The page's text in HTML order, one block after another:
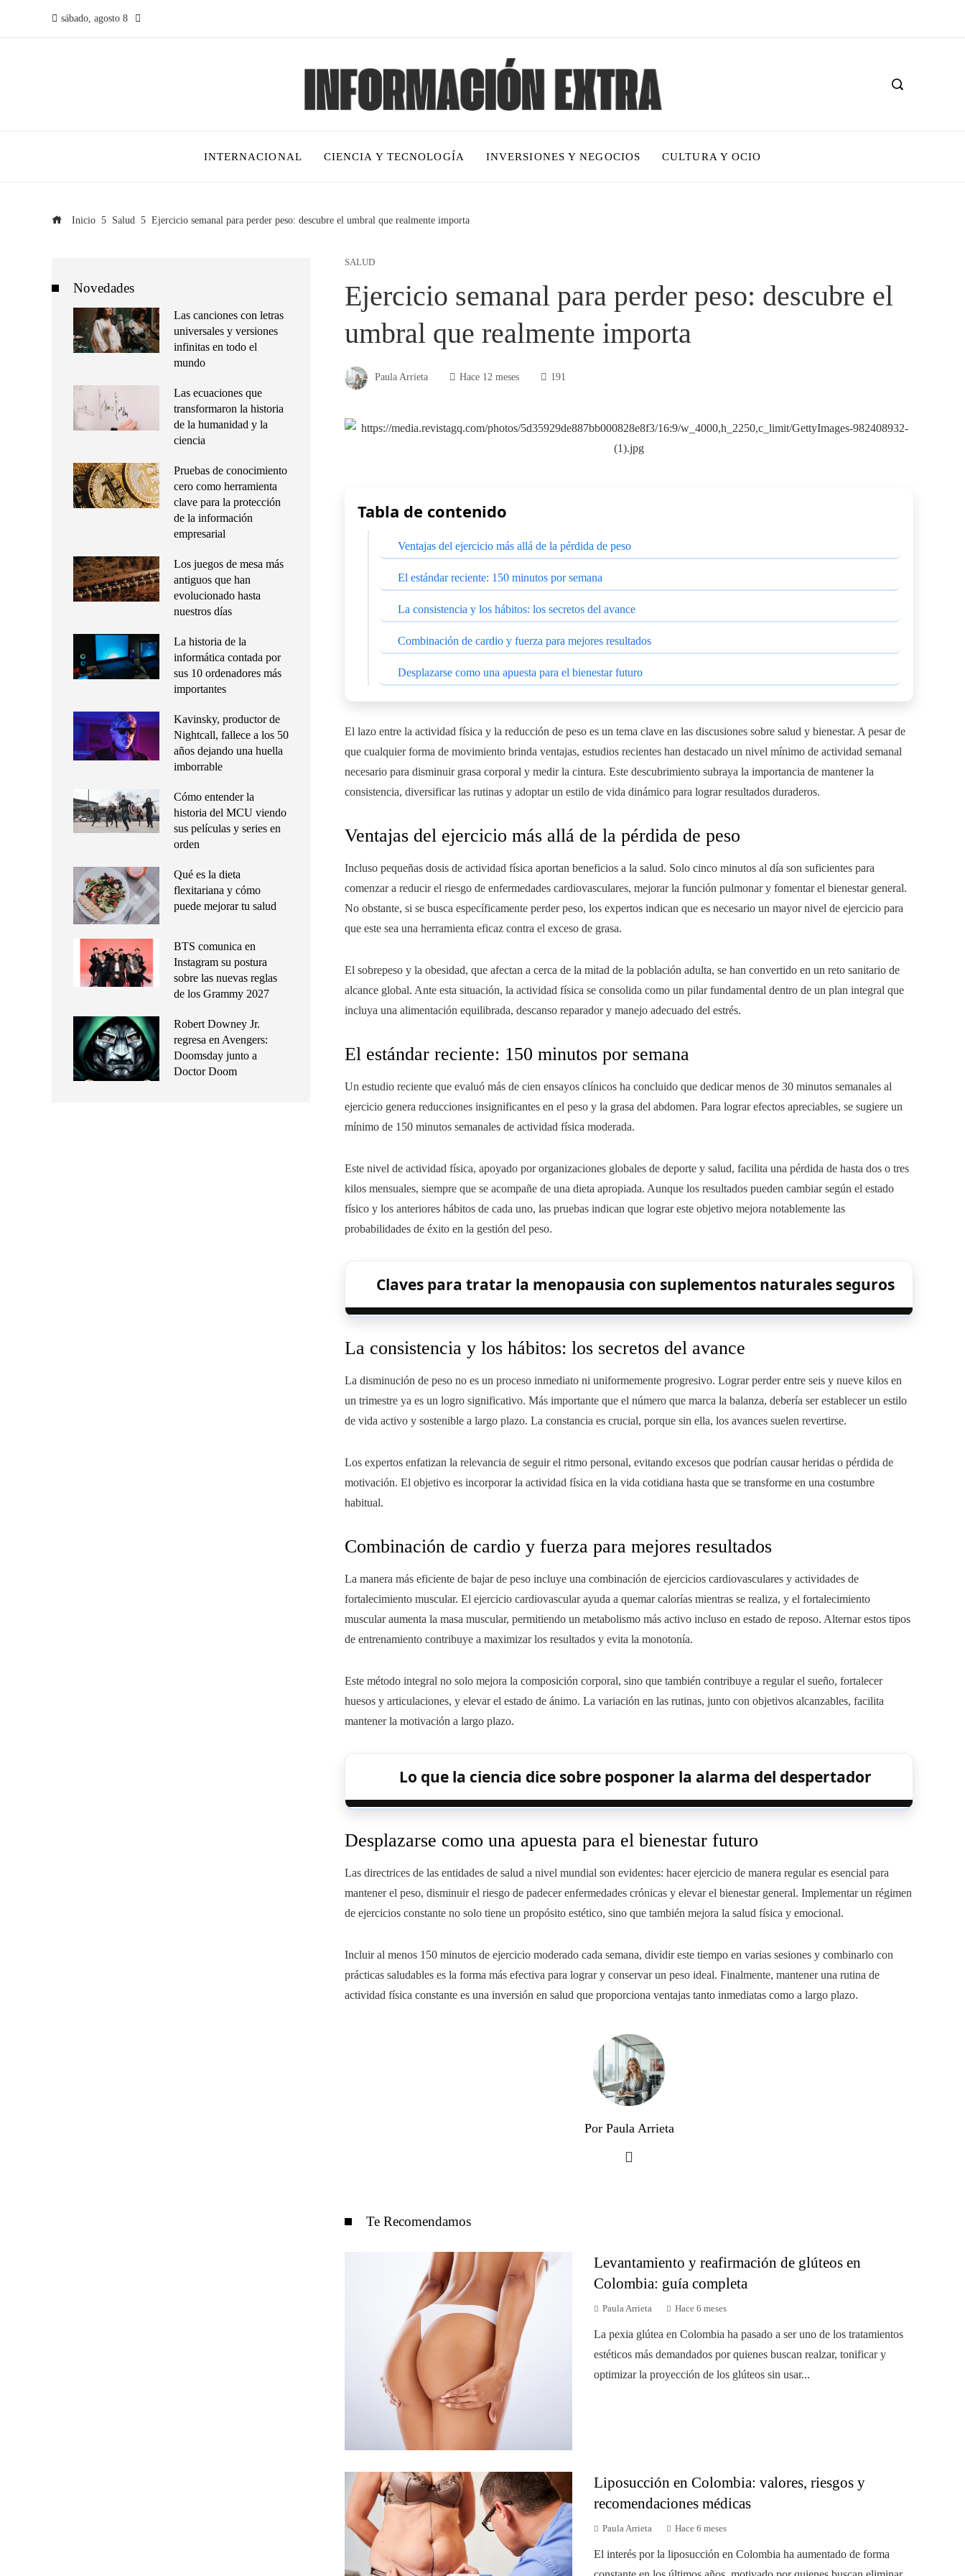
sábado, agosto 8
INTERNACIONAL CIENCIA Y TECNOLOGÍA INVERSIONES Y NEGOCIOS CULTURA Y OCIO
Inicio Salud Ejercicio semanal para perder peso: descubre el umbral que realmente importa
SALUD
Ejercicio semanal para perder peso: descubre el
umbral que realmente importa
Paula Arrieta Hace 12 meses 191
Tabla de contenido
Ventajas del ejercicio más allá de la pérdida de peso
El estándar reciente: 150 minutos por semana
La consistencia y los hábitos: los secretos del avance
Combinación de cardio y fuerza para mejores resultados
Desplazarse como una apuesta para el bienestar futuro
El lazo entre la actividad física y la reducción de peso es un tema clave en las discusiones sobre salud y bienestar. A pesar de
que cualquier forma de movimiento brinda ventajas, estudios recientes han destacado un nivel mínimo de actividad semanal
necesario para disminuir grasa corporal y medir la cintura. Este descubrimiento subraya la importancia de mantener la
consistencia, diversificar las rutinas y adoptar un estilo de vida dinámico para lograr resultados duraderos.
Ventajas del ejercicio más allá de la pérdida de peso
Incluso pequeñas dosis de actividad física aportan beneficios a la salud. Solo cinco minutos al día son suficientes para
comenzar a reducir el riesgo de enfermedades cardiovasculares, mejorar la función pulmonar y fomentar el bienestar general.
No obstante, si se busca específicamente perder peso, los expertos indican que es necesario un mayor nivel de ejercicio para
que este sea una herramienta eficaz contra el exceso de grasa.
El sobrepeso y la obesidad, que afectan a cerca de la mitad de la población adulta, se han convertido en un reto sanitario de
alcance global. Ante esta situación, la actividad física se consolida como un pilar fundamental dentro de un plan integral que
incluya una alimentación equilibrada, descanso reparador y manejo adecuado del estrés.
El estándar reciente: 150 minutos por semana
Un estudio reciente que evaluó más de cien ensayos clínicos ha concluido que dedicar menos de 30 minutos semanales al
ejercicio genera reducciones insignificantes en el peso y la grasa del abdomen. Para lograr efectos apreciables, se sugiere un
mínimo de 150 minutos semanales de actividad física moderada.
Este nivel de actividad física, apoyado por organizaciones globales de deporte y salud, facilita una pérdida de hasta dos o tres
kilos mensuales, siempre que se acompañe de una dieta apropiada. Aunque los resultados pueden cambiar según el estado
físico y los anteriores hábitos de cada uno, las pruebas indican que lograr este objetivo mejora notablemente las
probabilidades de éxito en la gestión del peso.
Claves para tratar la menopausia con suplementos naturales seguros
La consistencia y los hábitos: los secretos del avance
La disminución de peso no es un proceso inmediato ni uniformemente progresivo. Lograr perder entre seis y nueve kilos en
un trimestre ya es un logro significativo. Más importante que el número que marca la balanza, debería ser establecer un estilo
de vida activo y sostenible a largo plazo. La constancia es crucial, porque sin ella, los avances suelen revertirse.
Los expertos enfatizan la relevancia de seguir el ritmo personal, evitando excesos que podrían causar heridas o pérdida de
motivación. El objetivo es incorporar la actividad física en la vida cotidiana hasta que se transforme en una costumbre
habitual.
Combinación de cardio y fuerza para mejores resultados
La manera más eficiente de bajar de peso incluye una combinación de ejercicios cardiovasculares y actividades de
fortalecimiento muscular. El ejercicio cardiovascular ayuda a quemar calorías mientras se realiza, y el fortalecimiento
muscular aumenta la masa muscular, permitiendo un metabolismo más activo incluso en estado de reposo. Alternar estos tipos
de entrenamiento contribuye a maximizar los resultados y evita la monotonía.
Este método integral no solo mejora la composición corporal, sino que también contribuye a regular el sueño, fortalecer
huesos y articulaciones, y elevar el estado de ánimo. La variación en las rutinas, junto con objetivos alcanzables, facilita
mantener la motivación a largo plazo.
Lo que la ciencia dice sobre posponer la alarma del despertador
Desplazarse como una apuesta para el bienestar futuro
Las directrices de las entidades de salud a nivel mundial son evidentes: hacer ejercicio de manera regular es esencial para
mantener el peso, disminuir el riesgo de padecer enfermedades crónicas y elevar el bienestar general. Implementar un régimen
de ejercicios constante no solo tiene un propósito estético, sino que también mejora la salud física y emocional.
Incluir al menos 150 minutos de ejercicio moderado cada semana, dividir este tiempo en varias sesiones y combinarlo con
prácticas saludables es la forma más efectiva para lograr y conservar un peso ideal. Finalmente, mantener una rutina de
actividad física constante es una inversión en salud que proporciona ventajas tanto inmediatas como a largo plazo.
Por Paula Arrieta
Te Recomendamos
Levantamiento y reafirmación de glúteos en
Colombia: guía completa
Paula Arrieta Hace 6 meses
La pexia glútea en Colombia ha pasado a ser uno de los tratamientos
estéticos más demandados por quienes buscan realzar, tonificar y
optimizar la proyección de los glúteos sin usar...
Liposucción en Colombia: valores, riesgos y
recomendaciones médicas
Paula Arrieta Hace 6 meses
El interés por la liposucción en Colombia ha aumentado de forma
Novedades
Las canciones con letras
universales y versiones
infinitas en todo el
mundo
Las ecuaciones que
transformaron la historia
de la humanidad y la
ciencia
Pruebas de conocimiento
cero como herramienta
clave para la protección
de la información
empresarial
Los juegos de mesa más
antiguos que han
evolucionado hasta
nuestros días
La historia de la
informática contada por
sus 10 ordenadores más
importantes
Kavinsky, productor de
Nightcall, fallece a los 50
años dejando una huella
imborrable
Cómo entender la
historia del MCU viendo
sus películas y series en
orden
Qué es la dieta
flexitariana y cómo
puede mejorar tu salud
BTS comunica en
Instagram su postura
sobre las nuevas reglas
de los Grammy 2027
Robert Downey Jr.
regresa en Avengers:
Doomsday junto a
Doctor Doom